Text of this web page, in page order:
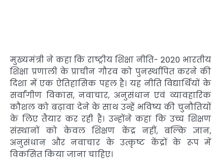
मुख्यमंत्री ने कहा कि राष्ट्रीय शिक्षा नीति- 2020 भारतीय
शिक्षा प्रणाली के प्राचीन गौरव को पुनर्स्थापित करने की
दिशा में एक ऐतिहासिक पहल है। यह नीति विद्यार्थियों के
सर्वांगीण विकास, नवाचार, अनुसंधान एवं व्यावहारिक
कौशल को बढ़ावा देने के साथ उन्हें भविष्य की चुनौतियों
के लिए तैयार कर रही है। उन्होंने कहा कि उच्च शिक्षण
संस्थानों को केवल शिक्षण केंद्र नहीं, बल्कि ज्ञान,
अनुसंधान और नवाचार के उत्कृष्ट केंद्रों के रूप में
विकसित किया जाना चाहिए।